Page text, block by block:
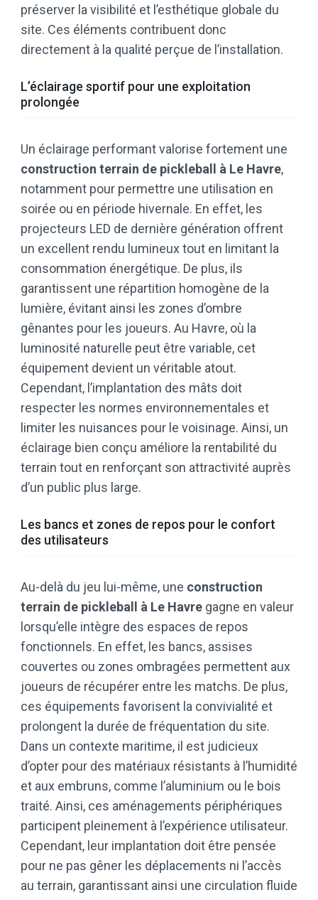
préserver la visibilité et l’esthétique globale du
site. Ces éléments contribuent donc
directement à la qualité perçue de l’installation.
L’éclairage sportif pour une exploitation
prolongée
Un éclairage performant valorise fortement une
construction terrain de pickleball à Le Havre,
notamment pour permettre une utilisation en
soirée ou en période hivernale. En effet, les
projecteurs LED de dernière génération offrent
un excellent rendu lumineux tout en limitant la
consommation énergétique. De plus, ils
garantissent une répartition homogène de la
lumière, évitant ainsi les zones d’ombre
gênantes pour les joueurs. Au Havre, où la
luminosité naturelle peut être variable, cet
équipement devient un véritable atout.
Cependant, l’implantation des mâts doit
respecter les normes environnementales et
limiter les nuisances pour le voisinage. Ainsi, un
éclairage bien conçu améliore la rentabilité du
terrain tout en renforçant son attractivité auprès
d’un public plus large.
Les bancs et zones de repos pour le confort
des utilisateurs
Au-delà du jeu lui-même, une construction
terrain de pickleball à Le Havre gagne en valeur
lorsqu’elle intègre des espaces de repos
fonctionnels. En effet, les bancs, assises
couvertes ou zones ombragées permettent aux
joueurs de récupérer entre les matchs. De plus,
ces équipements favorisent la convivialité et
prolongent la durée de fréquentation du site.
Dans un contexte maritime, il est judicieux
d’opter pour des matériaux résistants à l’humidité
et aux embruns, comme l’aluminium ou le bois
traité. Ainsi, ces aménagements périphériques
participent pleinement à l’expérience utilisateur.
Cependant, leur implantation doit être pensée
pour ne pas gêner les déplacements ni l’accès
au terrain, garantissant ainsi une circulation fluide